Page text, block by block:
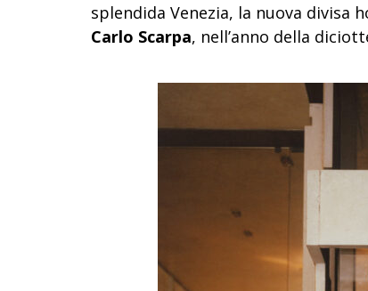
splendida Venezia, la nuova divisa
Carlo Scarpa, nell’anno della